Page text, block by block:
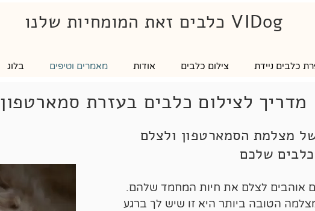
VIDog כלבים זאת המומחיות שלנו
כלבים ניידת צילום כלבים אודות מאמרים וטיפים בלוג
מדריך לצילום כלבים בעזרת סמארטפון
מצלמת הסמארטפון ולצלם
שלכם
אוהבים לצלם את חיות המחמד שלהם.
הטובה ביותר היא זו שיש לך ברגע